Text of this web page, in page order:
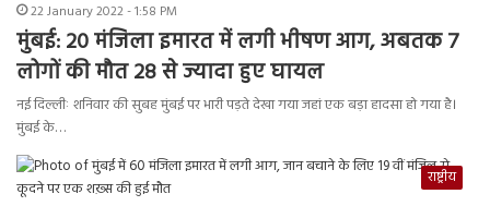
22 January 2022 - 1:58 PM
मुंबई: 20 मंजिला इमारत में लगी भीषण आग, अबतक 7
लोगों की मौत 28 से ज्यादा हुए घायल
नई दिल्लीः शनिवार की सुबह मुंबई पर भारी पड़ते देखा गया जहां एक बड़ा हादसा हो गया है।
मुंबई के…
राष्ट्रीय